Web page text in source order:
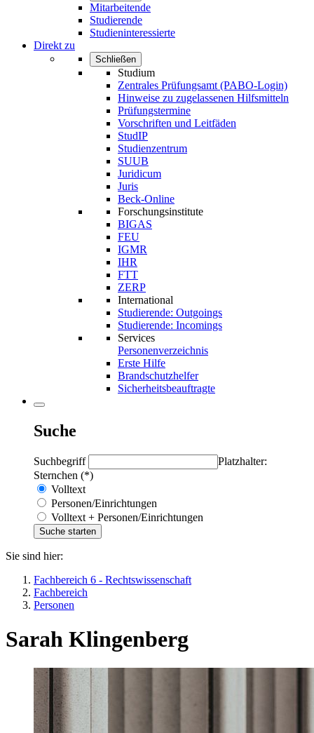
Mitarbeitende
Studierende
Studieninteressierte
Direkt zu
Schließen
Studium
Zentrales Prüfungsamt (PABO-Login)
Hinweise zu zugelassenen Hilfsmitteln
Prüfungstermine
Vorschriften und Leitfäden
StudIP
Studienzentrum
SUUB
Juridicum
Juris
Beck-Online
Forschungsinstitute
BIGAS
FEU
IGMR
IHR
FTT
ZERP
International
Studierende: Outgoings
Studierende: Incomings
Services
Personenverzeichnis
Erste Hilfe
Brandschutzhelfer
Sicherheitsbeauftragte
Suche
Suchbegriff
Platzhalter:
Sternchen (*)
Volltext
Personen/Einrichtungen
Volltext + Personen/Einrichtungen
Sie sind hier:
Fachbereich 6 - Rechtswissenschaft
Fachbereich
Personen
Sarah Klingenberg